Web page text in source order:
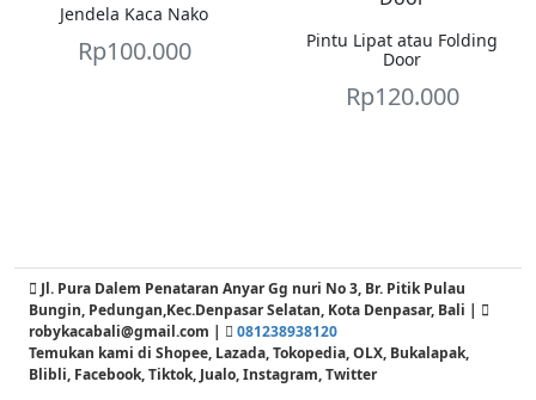
Jendela Kaca Nako
Rp100.000
Pintu Lipat atau Folding
Door
Rp120.000
Jl. Pura Dalem Penataran Anyar Gg nuri No 3, Br. Pitik Pulau
Bungin, Pedungan,Kec.Denpasar Selatan, Kota Denpasar, Bali |
robykacabali@gmail.com |
081238938120
Temukan kami di Shopee, Lazada, Tokopedia, OLX, Bukalapak,
Blibli, Facebook, Tiktok, Jualo, Instagram, Twitter